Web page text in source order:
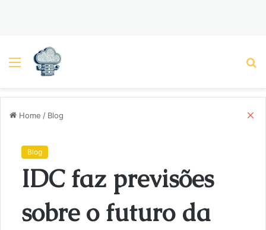
Menu
Home / Blog
Blog
IDC faz previsões
sobre o futuro da